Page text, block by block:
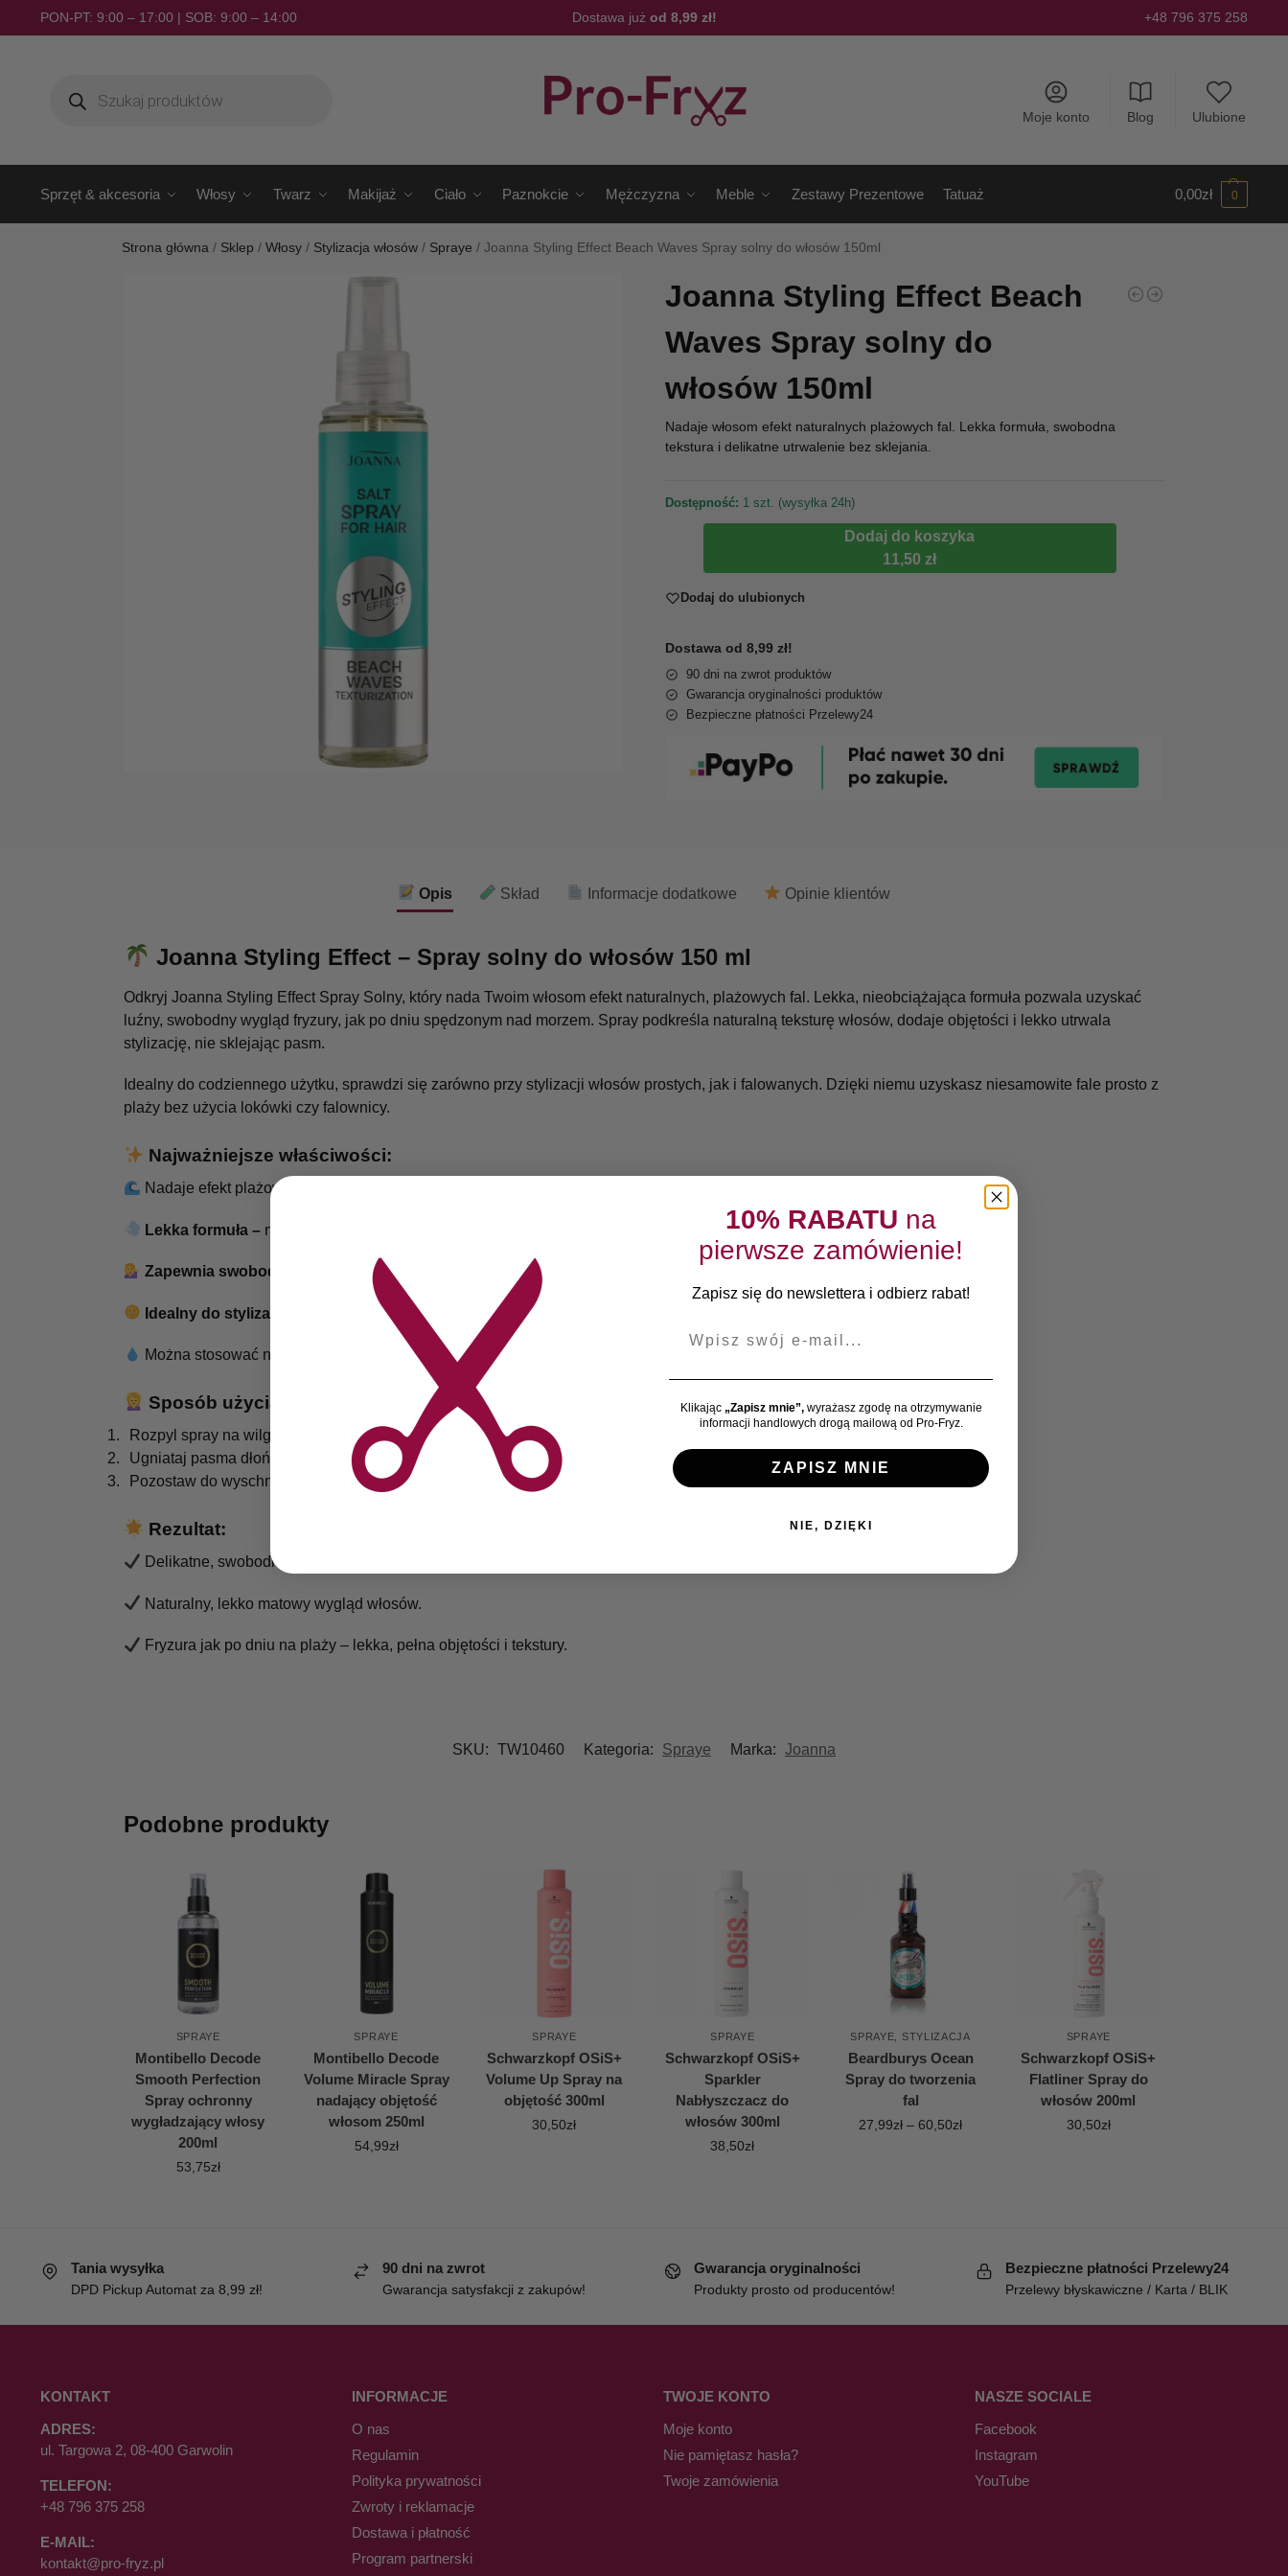
PON-PT: 9:00 – 17:00 | SOB: 9:00 – 14:00 Dostawa już od 8,99 zł! +48 796 375 258
Moje konto Blog Ulubione
Sprzęt & akcesoria Włosy Twarz Makijaż Ciało Paznokcie Mężczyzna Meble Zestawy Prezentowe Tatuaż 0,00zł 0
Strona główna / Sklep /Włosy / Stylizacja włosów / Spraye /Joanna Styling Effect Beach Waves Spray solny do włosów 150ml
Joanna Styling Effect Beach
Waves Spray solny do
włosów 150ml
Nadaje włosom efekt naturalnych plażowych fal. Lekka formuła, swobodna
tekstura i delikatne utrwalenie bez sklejania.
Dostępność: 1 szt. (wysyłka 24h)
Dodaj do koszyka
11,50 zł
Dodaj do ulubionych
Dostawa od 8,99 zł!
90 dni na zwrot produktów
Gwarancja oryginalności produktów
Bezpieczne płatności Przelewy24
Opis Skład Informacje dodatkowe Opinie klientów
Joanna Styling Effect – Spray solny do włosów 150 ml
Odkryj Joanna Styling Effect Spray Solny, który nada Twoim włosom efekt naturalnych, plażowych fal. Lekka, nieobciążająca formuła pozwala uzyskać
luźny, swobodny wygląd fryzury, jak po dniu spędzonym nad morzem. Spray podkreśla naturalną teksturę włosów, dodaje objętości i lekko utrwala
stylizację, nie sklejając pasm.
Idealny do codziennego użytku, sprawdzi się zarówno przy stylizacji włosów prostych, jak i falowanych. Dzięki niemu uzyskasz niesamowite fale prosto z
plaży bez użycia lokówki czy falownicy.
Najważniejsze właściwości:
Nadaje efekt plażowych, naturalnych fal.
Lekka formuła – nie obciąża i nie skleja włosów.
Zapewnia swobodny, lekko utrwalony efekt.
Idealny do stylizacji włosów prostych i falowanych.
Można stosować na włosy wilgotne lub suche.
Sposób użycia:
Rozpyl spray na wilgotne lub suche włosy z odległości ok. 20 cm.
Ugniataj pasma dłońmi, aby uzyskać efekt naturalnych fal.
Pozostaw do wyschnięcia lub wysusz włosy suszarką z dyfuzorem.
Rezultat:
Delikatne, swobodne fale z efektem „beach waves”.
Naturalny, lekko matowy wygląd włosów.
Fryzura jak po dniu na plaży – lekka, pełna objętości i tekstury.
SKU: TW10460 Kategoria: Spraye Marka: Joanna
Podobne produkty
SPRAYE
Montibello Decode
Smooth Perfection
Spray ochronny
wygładzający włosy
200ml
53,75zł
SPRAYE
Montibello Decode
Volume Miracle Spray
nadający objętość
włosom 250ml
54,99zł
SPRAYE
Schwarzkopf OSiS+
Volume Up Spray na
objętość 300ml
30,50zł
SPRAYE
Schwarzkopf OSiS+
Sparkler
Nabłyszczacz do
włosów 300ml
38,50zł
SPRAYE STYLIZACJA
Beardburys Ocean
Spray do tworzenia
fal
27,99zł – 60,50zł
SPRAYE
Schwarzkopf OSiS+
Flatliner Spray do
włosów 200ml
30,50zł
Tania wysyłka
DPD Pickup Automat za 8,99 zł!
90 dni na zwrot
Gwarancja satysfakcji z zakupów!
Gwarancja oryginalności
Produkty prosto od producentów!
Bezpieczne płatności Przelewy24
Przelewy błyskawiczne / Karta / BLIK
KONTAKT
ADRES:
ul. Targowa 2, 08-400 Garwolin
TELEFON:
+48 796 375 258
E-MAIL:
kontakt@pro-fryz.pl
INFORMACJE
O nas
Regulamin
Polityka prywatności
Zwroty i reklamacje
Dostawa i płatność
Program partnerski
TWOJE KONTO
Moje konto
Nie pamiętasz hasła?
Twoje zamówienia
NASZE SOCIALE
Facebook
Instagram
YouTube
10% RABATU na
pierwsze zamówienie!
Zapisz się do newslettera i odbierz rabat!
Klikając „Zapisz mnie”,wyrażasz zgodę na otrzymywanie
informacji handlowych drogą mailową od Pro-Fryz.
ZAPISZ MNIE
NIE, DZIĘKI